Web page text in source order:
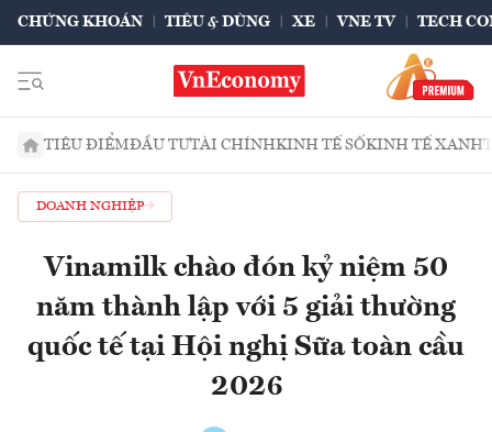
CHỨNG KHOÁN TIÊU & DÙNG XE VNE TV TECH
TIÊU ĐIỂMĐẦU TƯTÀI CHÍNHKINH TẾ SỐKINH TẾ XANH
DOANH NGHIỆP
Vinamilk chào đón kỷ niệm 50
năm thành lập với 5 giải thường
quốc tế tại Hội nghị Sữa toàn cầu
2026